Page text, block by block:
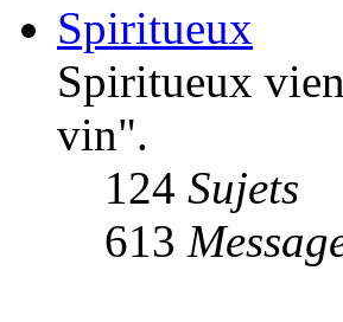
Spiritueux
Spiritueux
vin".
124 Sujets
613